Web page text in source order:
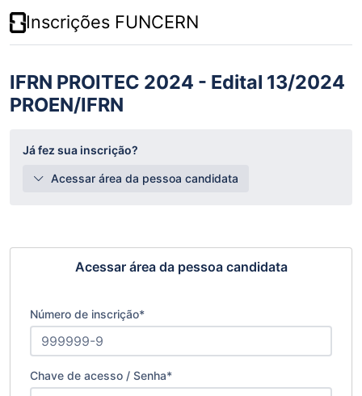
Inscrições FUNCERN
IFRN PROITEC 2024 - Edital 13/2024
PROEN/IFRN
Já fez sua inscrição?
Acessar área da pessoa candidata
Acessar área da pessoa candidata
Número de inscrição*
Chave de acesso / Senha*